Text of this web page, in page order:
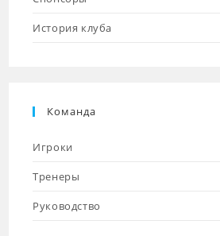
История клуба
Команда
Игроки
Тренеры
Руководство